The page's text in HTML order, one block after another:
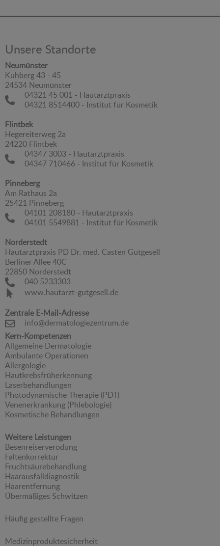
Unsere Standorte
Neumünster
Kuhberg 43 - 45
24534 Neumünster
04321 45 001 - Hautarztpraxis
04321 8514400 - Institut für Kosmetik
Flintbek
Hegereiterweg 2a
24220 Flintbek
04347 3003 - Hautarztpraxis
04347 710466 - Institut für Kosmetik
Pinneberg
Am Rathaus 2a
25421 Pinneberg
04101 208180 - Hautarztpraxis
04101 5549881 - Institut für Kosmetik
Norderstedt
Hautarztpraxis PD Dr. med. Casten Gutgesell
Berliner Allee 40C
22850 Norderstedt
040 5233303
www.hautarzt-gutgesell.de
Zentrale E-Mail-Adresse
info@dermatologiezentrum.de
Kern-Kompetenzen
Allgemeine Dermatologie
Ambulante Operationen
Allergologie
Hautkrebsfrüherkennung
Laserbehandlungen
Photodynamische Therapie (PDT)
Venenerkrankung (Phlebologie)
Kosmetische Behandlungen
Weitere Leistungen
Besenreiserverödung
Faltenkorrektur
Fruchtsäurebehandlung
Haarausfalldiagnostik
Haarentfernung
Übermäßiges Schwitzen
Häufig gestellte Fragen
Medizinproduktesicherheit